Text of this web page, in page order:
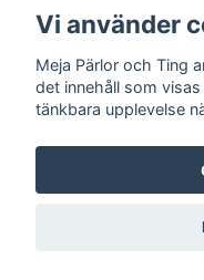
Sociala medier
© 2026 Meja
Vi använder
Meja Pärlor och Ting
det innehåll som
tänkbara upplevelse